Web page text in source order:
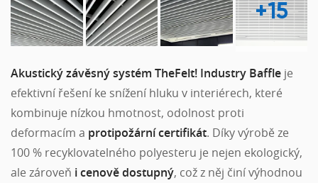
+15
Akustický závěsný systém TheFelt! Industry Baffle je
efektivní řešení ke snížení hluku v interiérech, které
kombinuje nízkou hmotnost, odolnost proti
deformacím a protipožárnícertifikát. Díky výrobě ze
100 % recyklovatelného polyesteru je nejen ekologický,
ale zároveň i cenově dostupný, což z něj činí výhodnou